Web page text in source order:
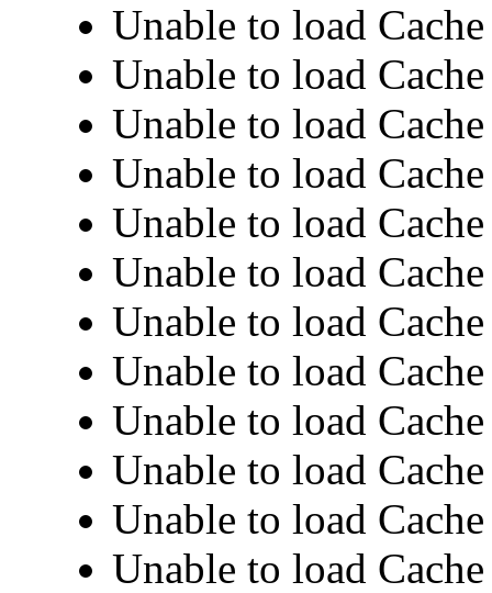
Unable to load
Unable to load
Unable to load
Unable to load
Unable to load
Unable to load
Unable to load
Unable to load
Unable to load
Unable to load
Unable to load
Unable to load